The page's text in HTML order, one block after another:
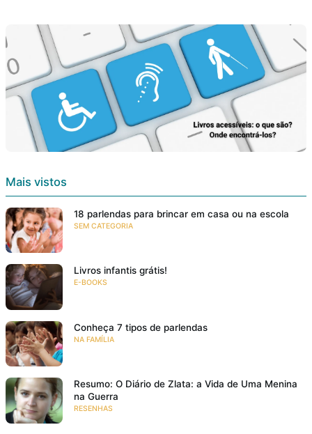
Mais vistos
18 parlendas para brincar em casa ou na escola
SEM CATEGORIA
Livros infantis grátis!
E-BOOKS
Conheça 7 tipos de parlendas
NA FAMÍLIA
Resumo: O Diário de Zlata: a Vida de Uma Menina
na Guerra
RESENHAS